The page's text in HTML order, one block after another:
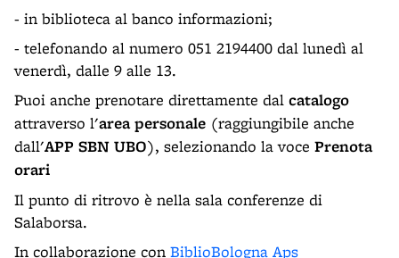
- in biblioteca al banco informazioni;
- telefonando al numero 051 2194400 dal lunedì al
venerdì, dalle 9 alle 13.
Puoi anche prenotare direttamente dal catalogo
attraverso l'area personale (raggiungibile anche
dall'APP SBN UBO), selezionando la voce Prenota
orari
Il punto di ritrovo è nella sala conferenze di
Salaborsa.
In collaborazione con BiblioBologna Aps